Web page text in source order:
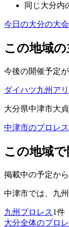
同じ大分内
今日の大分の大会
この地域
今後の開催予定
ダイハツ九州ア
大分県中津市大貞
中津市のプロレ
この地域
掲載中の予定か
中津市では、 九
九州プロレス1件
大分全体のプロ